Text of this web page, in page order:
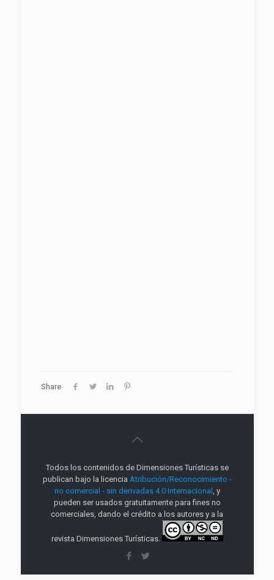
Share
Todos los contenidos de Dimensiones Turísticas se
publican bajo la licencia Atribución/Reconocimiento -
no comercial - sin derivadas 4.0 Internacional , y
pueden ser usados gratuitamente para fines no
comerciales, dando el crédito a los autores y a la
revista Dimensiones Turísticas.